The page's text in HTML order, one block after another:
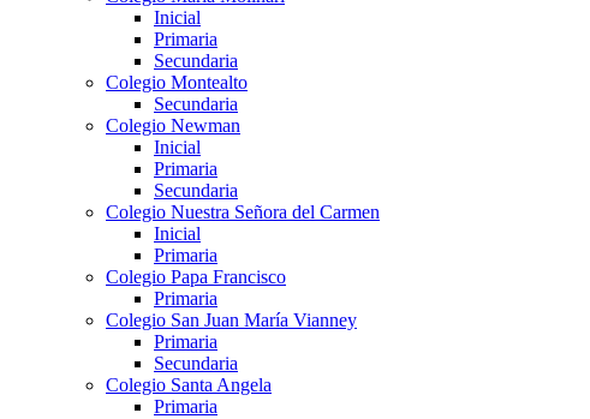
Inicial
Primaria
Secundaria
Colegio Montealto
Secundaria
Colegio Newman
Inicial
Primaria
Secundaria
Colegio Nuestra Señora del Carmen
Inicial
Primaria
Colegio Papa Francisco
Primaria
Colegio San Juan María Vianney
Primaria
Secundaria
Colegio Santa Angela
Primaria